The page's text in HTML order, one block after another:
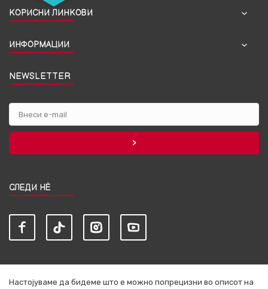
КОРИСНИ ЛИНКОВИ
ИНФОРМАЦИИ
NEWSLETTER
СЛЕДИ НЀ
Настојуваме да бидеме што е можно попрецизни во описот на